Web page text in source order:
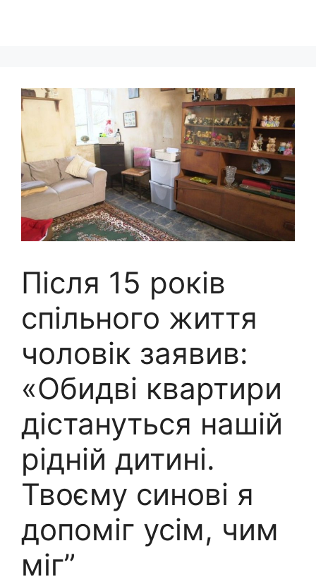
Після 15 років
спільного життя
чоловік заявив:
«Обидві квартири
дістануться нашій
рідній дитині.
Твоєму синові я
допоміг усім, чим
міг”